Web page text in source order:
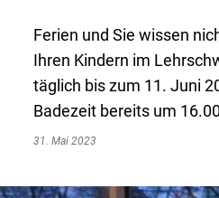
Ferien und Sie wissen
Ihren Kindern im
täglich bis zum 11. Juni
Badezeit bereits um
31. Mai 2023